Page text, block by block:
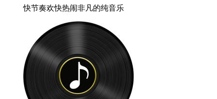
快节奏欢快热闹非凡的纯音乐